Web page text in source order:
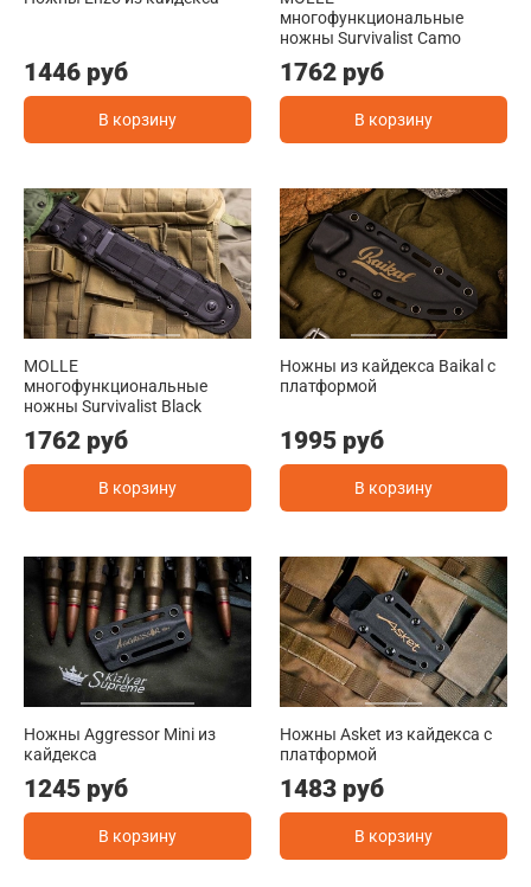
1446 руб
В корзину
многофункциональные
ножны Survivalist Camo
1762 руб
В корзину
MOLLE
многофункциональные
ножны Survivalist Black
1762 руб
В корзину
Ножны из кайдекса Baikal с
платформой
1995 руб
В корзину
Ножны Aggressor Mini из
кайдекса
1245 руб
В корзину
Ножны Asket из кайдекса c
платформой
1483 руб
В корзину